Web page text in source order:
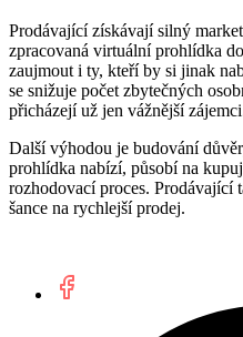
Prodávající získávají silný
zpracovaná virtuální prohlídka
zaujmout i ty, kteří by si jinak
se snižuje počet zbytečných
přicházejí už jen vážnější
Další výhodou je budování
prohlídka nabízí, působí na
rozhodovací proces. Prodávající
šance na rychlejší prodej.